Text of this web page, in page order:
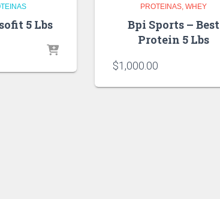
5 Lbs
PROTEINAS WHEY
Bpi Sports – Best
Protein 5 Lbs
$1,000.00